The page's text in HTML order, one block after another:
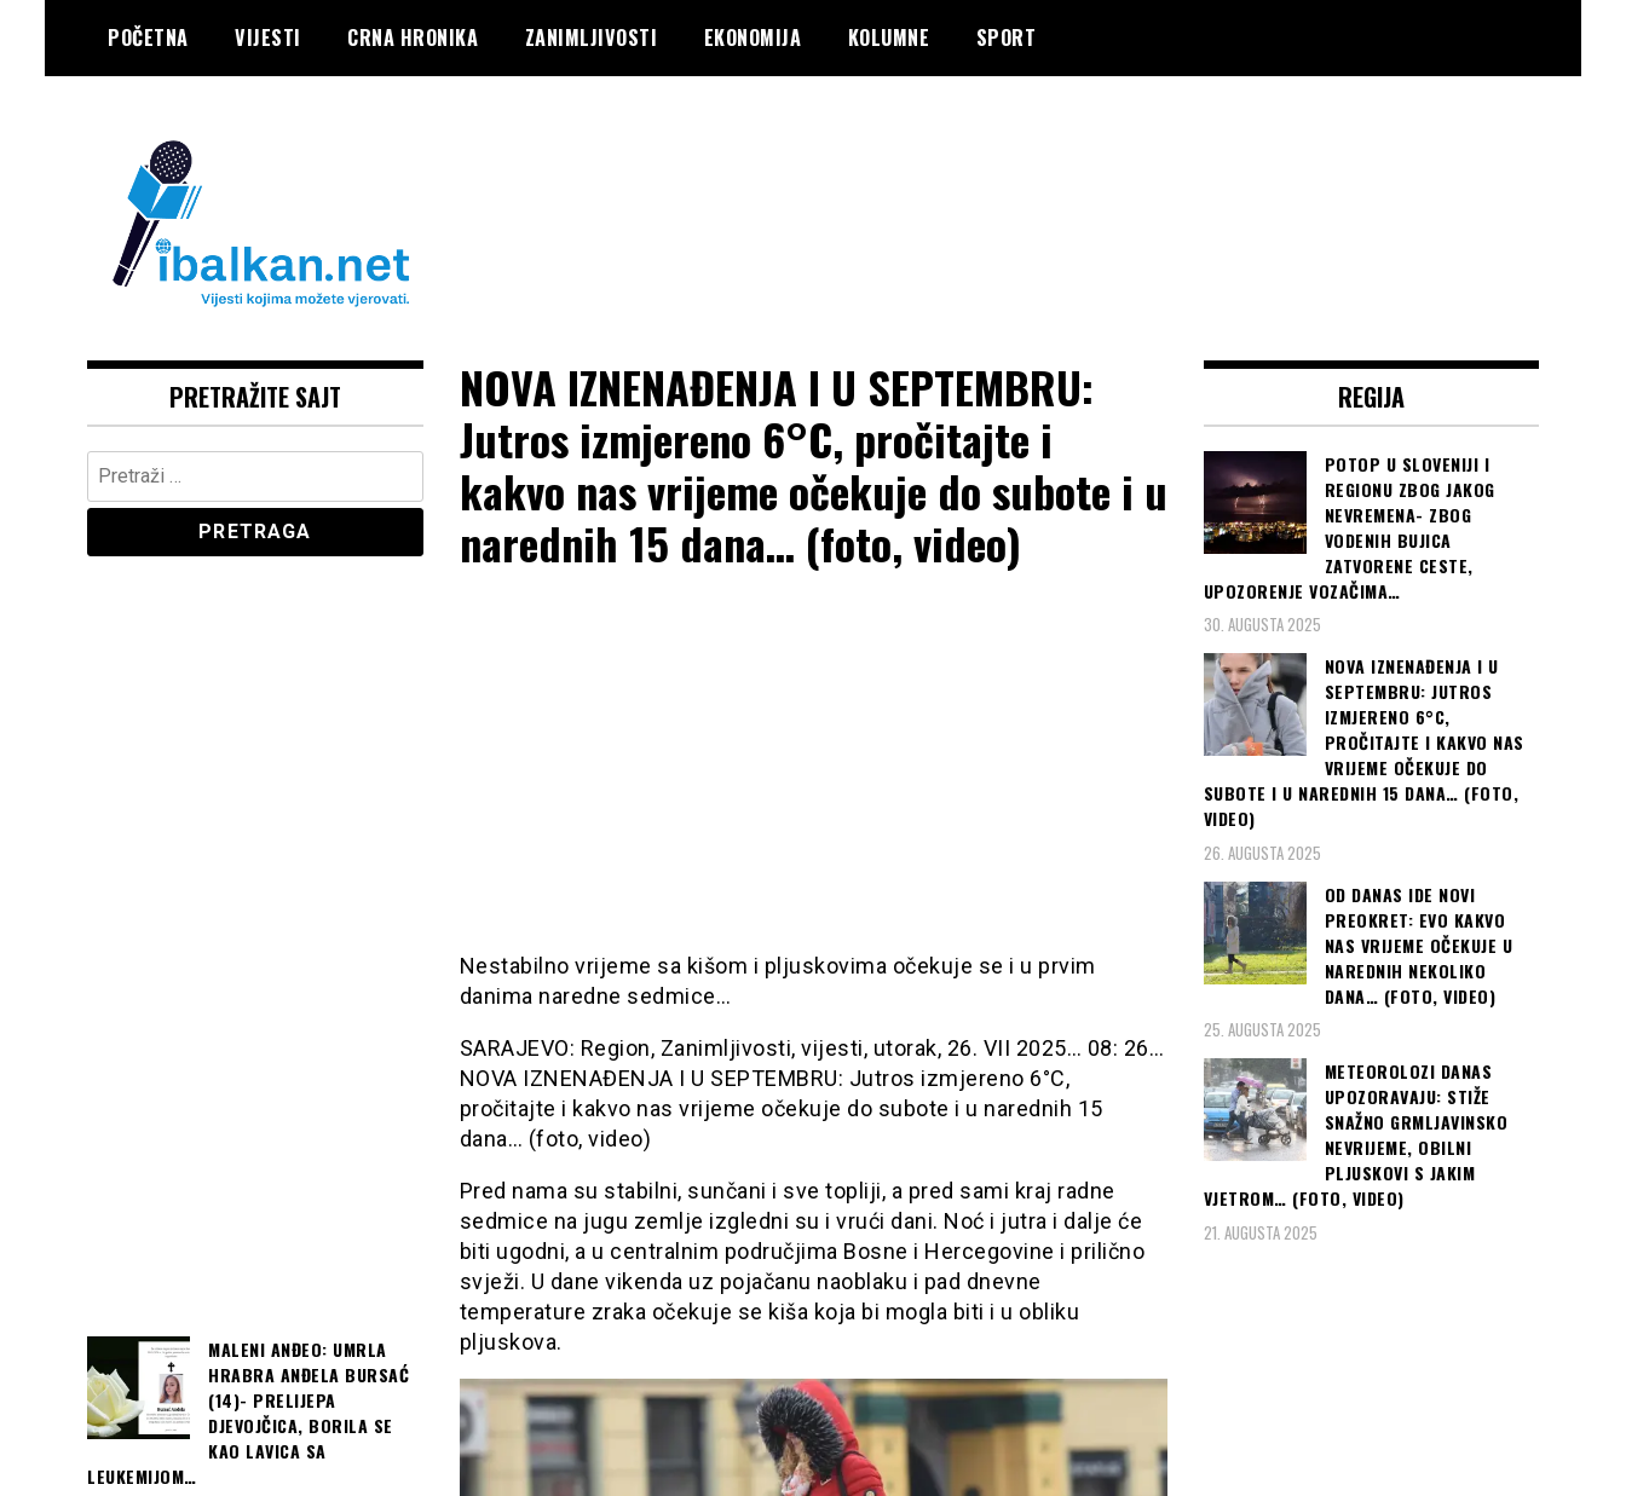
content
POČETNA VIJESTI CRNA HRONIKA ZANIMLJIVOSTI EKONOMIJA KOLUMNE SPORT
IBALKAN
NOVA IZNENAĐENJA I U SEPTEMBRU:
Jutros izmjereno 6°C, pročitajte i
kakvo nas vrijeme očekuje do subote i u
narednih 15 dana… (foto, video)
Nestabilno vrijeme sa kišom i pljuskovima očekuje se i u prvim
danima naredne sedmice…
SARAJEVO: Region, Zanimljivosti, vijesti, utorak, 26. VII 2025… 08: 26…
NOVA IZNENAĐENJA I U SEPTEMBRU: Jutros izmjereno 6°C,
pročitajte i kakvo nas vrijeme očekuje do subote i u narednih 15
dana… (foto, video)
Pred nama su stabilni, sunčani i sve topliji, a pred sami kraj radne
sedmice na jugu zemlje izgledni su i vrući dani. Noć i jutra i dalje će
biti ugodni, a u centralnim područjima Bosne i Hercegovine i prilično
svježi. U dane vikenda uz pojačanu naoblaku i pad dnevne
temperature zraka očekuje se kiša koja bi mogla biti i u obliku
pljuskova.
PRETRAŽITE SAJT
Pretraga:
MALENI ANĐEO: UMRLA
HRABRA ANĐELA BURSAĆ
(14)- PRELIJEPA
DJEVOJČICA, BORILA SE
KAO LAVICA SA
LEUKEMIJOM…
REGIJA
POTOP U SLOVENIJI I
REGIONU ZBOG JAKOG
NEVREMENA- ZBOG
VODENIH BUJICA
ZATVORENE CESTE,
UPOZORENJE VOZAČIMA…
30. AUGUSTA 2025
NOVA IZNENAĐENJA I U
SEPTEMBRU: JUTROS
IZMJERENO 6°C,
PROČITAJTE I KAKVO NAS
VRIJEME OČEKUJE DO
SUBOTE I U NAREDNIH 15 DANA… (FOTO,
VIDEO)
26. AUGUSTA 2025
OD DANAS IDE NOVI
PREOKRET: EVO KAKVO
NAS VRIJEME OČEKUJE U
NAREDNIH NEKOLIKO
DANA… (FOTO, VIDEO)
25. AUGUSTA 2025
METEOROLOZI DANAS
UPOZORAVAJU: STIŽE
SNAŽNO GRMLJAVINSKO
NEVRIJEME, OBILNI
PLJUSKOVI S JAKIM
VJETROM… (FOTO, VIDEO)
21. AUGUSTA 2025